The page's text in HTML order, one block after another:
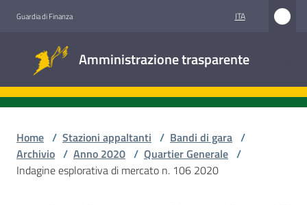
Guardia di Finanza ITA
Amministrazione trasparente
trasparente
Accesso
Home / Stazioni appaltanti / Bandi di gara /
Archivio / Anno 2020 / Quartier Generale /
Indagine esplorativa di mercato n. 106 2020